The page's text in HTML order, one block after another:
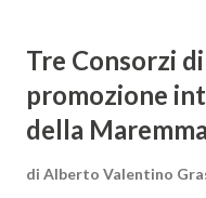
Tre Consorzi
promozione
della
di Alberto Valentino